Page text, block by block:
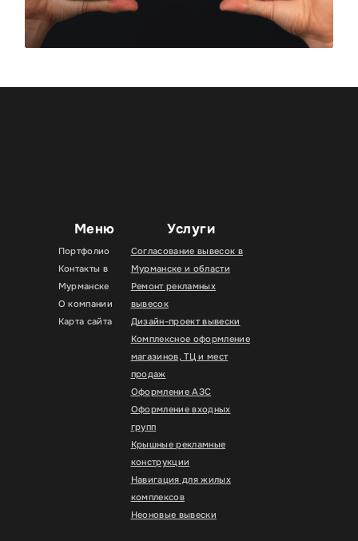
Меню
Портфолио
Контакты в
Мурманске
О компании
Карта сайта
Услуги
Согласование вывесок в
Мурманске и области
Ремонт рекламных
вывесок
Дизайн-проект вывески
Комплексное оформление
магазинов, ТЦ и мест
продаж
Оформление АЗС
Оформление входных
групп
Крышные рекламные
конструкции
Навигация для жилых
комплексов
Неоновые вывески